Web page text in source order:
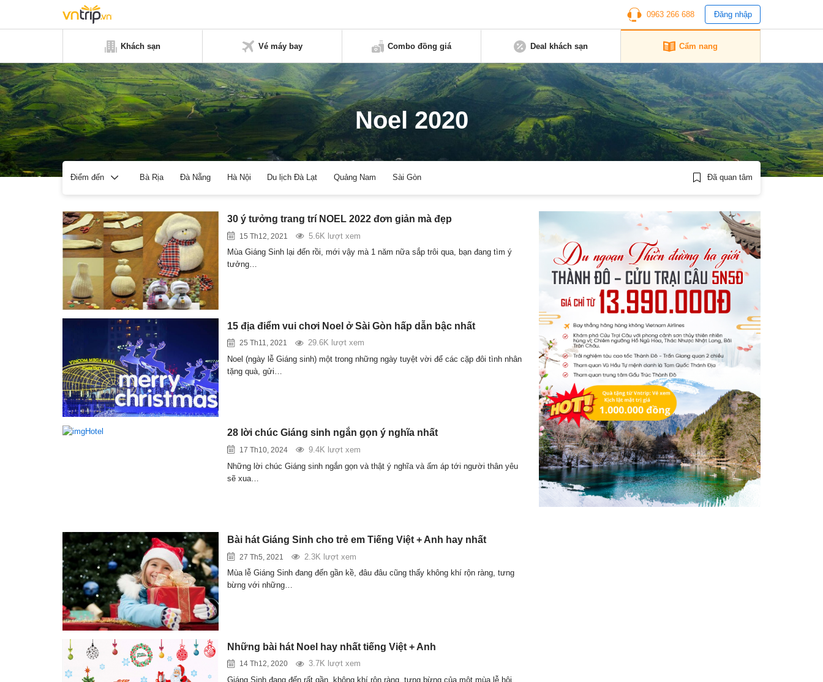
0963 266 688 Đăng nhập
Khách sạn Vé máy bay Combo đồng giá Deal khách sạn Cẩm nang
Noel 2020
Điểm đến Bà Rịa Đà Nẵng Hà Nội Du lịch Đà Lạt Quảng Nam Sài Gòn Đã quan tâm
30 ý tưởng trang trí NOEL 2022 đơn giản mà đẹp
15 Th12, 2021
5.6K lượt xem
Mùa Giáng Sinh lại đến rồi, mới vậy mà 1 năm nữa sắp trôi qua, bạn đang tìm ý
tưởng…
15 địa điểm vui chơi Noel ở Sài Gòn hấp dẫn bậc nhất
25 Th11, 2021
29.6K lượt xem
Noel (ngày lễ Giáng sinh) một trong những ngày tuyệt vời để các cặp đôi tình nhân
tặng quà, gửi…
28 lời chúc Giáng sinh ngắn gọn ý nghĩa nhất
17 Th10, 2024
9.4K lượt xem
Những lời chúc Giáng sinh ngắn gọn và thật ý nghĩa và ấm áp tới người thân yêu
sẽ xua…
Bài hát Giáng Sinh cho trẻ em Tiếng Việt + Anh hay nhất
27 Th5, 2021
2.3K lượt xem
Mùa lễ Giáng Sinh đang đến gần kề, đâu đâu cũng thấy không khí rộn ràng, tưng
bừng với những…
Những bài hát Noel hay nhất tiếng Việt + Anh
14 Th12, 2020
3.7K lượt xem
Giáng Sinh đang đến rất gần, không khí rộn ràng, tưng bừng của một mùa lễ hội